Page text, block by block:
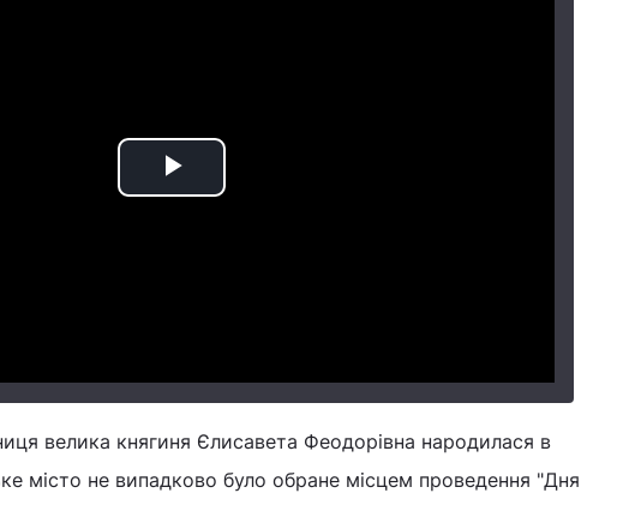
Play
велика княгиня Єлисавета Феодорівна народилася в
місто не випадково було обране місцем проведення "Дня